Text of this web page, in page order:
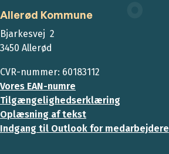
Allerød Kommune
Bjarkesvej 2
3450 Allerød
CVR-nummer: 60183112
Vores EAN-numre
Tilgængelighedserklæring
Oplæsning af tekst
Indgang til Outlook for medarbejdere